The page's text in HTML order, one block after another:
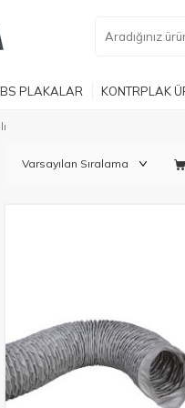
PLAKALAR KONTRPLAK